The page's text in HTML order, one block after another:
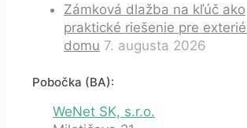
Zámková dlažba na kľúč ako
praktické riešenie pre
domu 7. augusta 2026
Pobočka (BA):
WeNet SK, s.r.o.